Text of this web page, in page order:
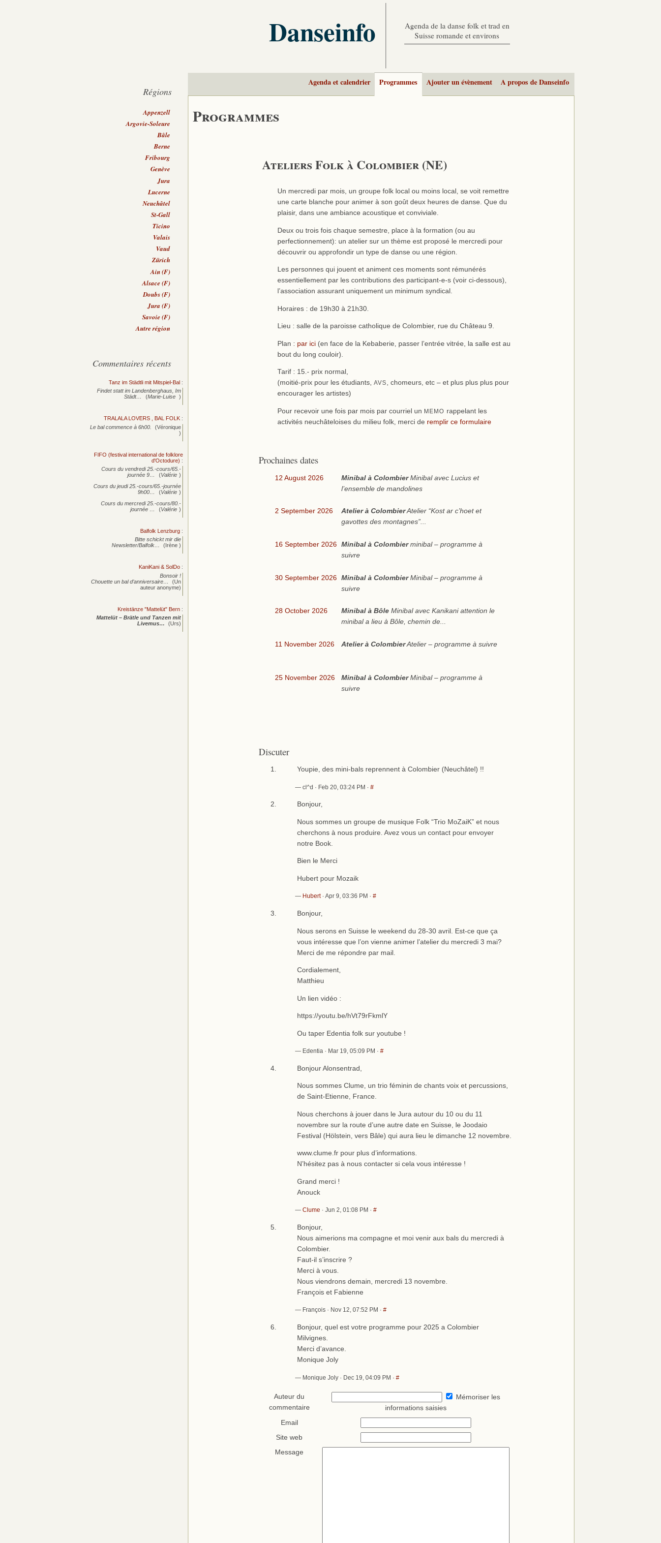
Danseinfo
Agenda de la danse folk et trad en
Suisse romande et environs
Agenda et calendrier Programmes Ajouter un évènement A propos de Danseinfo
Programmes
Ateliers Folk à Colombier (NE)
Un mercredi par mois, un groupe folk local ou moins local, se voit remettre
une carte blanche pour animer à son goût deux heures de danse. Que du
plaisir, dans une ambiance acoustique et conviviale.
Deux ou trois fois chaque semestre, place à la formation (ou au
perfectionnement): un atelier sur un thème est proposé le mercredi pour
découvrir ou approfondir un type de danse ou une région.
Les personnes qui jouent et animent ces moments sont rémunérés
essentiellement par les contributions des participant-e-s (voir ci-dessous),
l’association assurant uniquement un minimum syndical.
Horaires : de 19h30 à 21h30.
Lieu : salle de la paroisse catholique de Colombier, rue du Château 9.
Plan : par ici(en face de la Kebaberie, passer l’entrée vitrée, la salle est au
bout du long couloir).
Tarif : 15.- prix normal,
(moitié-prix pour les étudiants, AVS, chomeurs, etc – et plus plus plus pour
encourager les artistes)
Pour recevoir une fois par mois par courriel un MEMO rappelant les
activités neuchâteloises du milieu folk, merci de remplir ce formulaire
Prochaines dates
12 August 2026 Minibal à ColombierMinibal avec Lucius et
l’ensemble de mandolines
2 September 2026 Atelier à ColombierAtelier “Kost ar c’hoet et
gavottes des montagnes”...
16 September 2026 Minibal à Colombierminibal – programme à
suivre
30 September 2026 Minibal à ColombierMinibal – programme à
suivre
28 October 2026 Minibal à Bôle Minibal avec Kanikani attention le
minibal a lieu à Bôle, chemin de...
11 November 2026 Atelier à ColombierAtelier – programme à suivre
25 November 2026 Minibal à ColombierMinibal – programme à
suivre
Discuter
Youpie, des mini-bals reprennent à Colombier (Neuchâtel) !!
— cl^d · Feb 20, 03:24 PM · #
Bonjour,
Nous sommes un groupe de musique Folk “Trio MoZaiK” et nous
cherchons à nous produire. Avez vous un contact pour envoyer
notre Book.
Bien le Merci
Hubert pour Mozaik
— Hubert· Apr 9, 03:36 PM · #
Bonjour,
Nous serons en Suisse le weekend du 28-30 avril. Est-ce que ça
vous intéresse que l’on vienne animer l’atelier du mercredi 3 mai?
Merci de me répondre par mail.
Cordialement,
Matthieu
Un lien vidéo :
https://youtu.be/hVt79rFkmlY
Ou taper Edentia folk sur youtube !
— Edentia · Mar 19, 05:09 PM · #
Bonjour Alonsentrad,
Nous sommes Clume, un trio féminin de chants voix et percussions,
de Saint-Etienne, France.
Nous cherchons à jouer dans le Jura autour du 10 ou du 11
novembre sur la route d’une autre date en Suisse, le Joodaio
Festival (Hölstein, vers Bâle) qui aura lieu le dimanche 12 novembre.
www.clume.fr pour plus d’informations.
N’hésitez pas à nous contacter si cela vous intéresse !
Grand merci !
Anouck
— Clume · Jun 2, 01:08 PM · #
Bonjour,
Nous aimerions ma compagne et moi venir aux bals du mercredi à
Colombier.
Faut-il s’inscrire ?
Merci à vous.
Nous viendrons demain, mercredi 13 novembre.
François et Fabienne
— François · Nov 12, 07:52 PM · #
Bonjour, quel est votre programme pour 2025 a Colombier
Milvignes.
Merci d’avance.
Monique Joly
— Monique Joly · Dec 19, 04:09 PM · #
Auteur du
commentaire
Mémoriser les
informations saisies
Email
Site web
Message
Régions
Appenzell
Argovie-Soleure
Bâle
Berne
Fribourg
Genève
Jura
Lucerne
Neuchâtel
St-Gall
Ticino
Valais
Vaud
Zürich
Ain (F)
Alsace (F)
Doubs (F)
Jura (F)
Savoie (F)
Autre région
Commentaires récents
Tanz im Städtli mit Mitspiel-Bal :
Findet statt im Landenberghaus, Im
Städt…
(Marie-Luise )
TRALALA LOVERS , BAL FOLK :
Le bal commence à 6h00.
(Véronique
)
FIFO (festival international de folklore
d'Octodure) :
Cours du vendredi 25.-cours/65.-
journée 9… (Valérie )
Cours du jeudi 25.-cours/65.-journée
9h00…
(Valérie )
Cours du mercredi 25.-cours/80.-
journée … (Valérie )
Balfolk Lenzburg :
Bitte schickt mir die
Newsletter/Balfolk…
(Irène )
KaniKani & SolDo :
Bonsoir !
Chouette un bal d’anniversaire…
(Un
auteur anonyme)
Kreistänze "Mattelüt" Bern :
Mattelüt – Brätle und Tanzen mit
Livemus…
(Urs)